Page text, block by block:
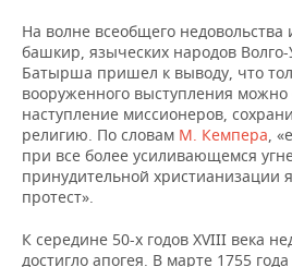
На волне всеобщего
башкир, языческих народов Волго-
Батырша пришел к выводу, что
вооруженного выступления можно
наступление миссионеров,
религию. По словам М. Кемпера,
при все более усиливающемся
принудительной христианизации
протест».
К середине 50-х годов XVIII века
достигло апогея. В марте 1755